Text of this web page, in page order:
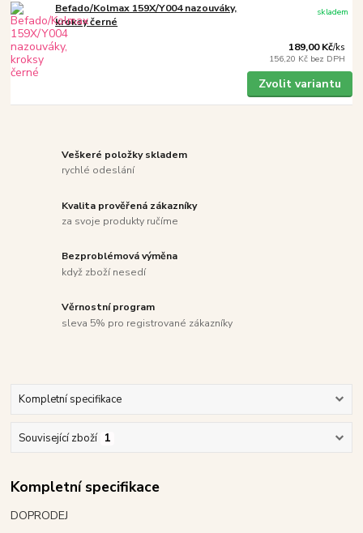
Befado/Kolmax 159X/Y004 nazouváky,
kroksy černé
189,00 Kč/ks
156,20 Kč bez DPH
skladem
Zvolit variantu
Veškeré položky skladem
rychlé odeslání
Kvalita prověřená zákazníky
za svoje produkty ručíme
Bezproblémová výměna
když zboží nesedí
Věrnostní program
sleva 5% pro registrované zákazníky
Kompletní specifikace
Související zboží 1
Kompletní specifikace
DOPRODEJ